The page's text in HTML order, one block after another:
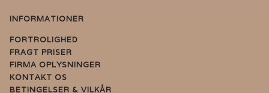
INFORMATIONER
FORTROLIGHED
FRAGT PRISER
FIRMA OPLYSNINGER
KONTAKT OS
BETINGELSER & VILKÅR